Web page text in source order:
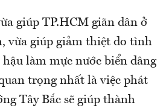
giúp TP.HCM giãn dân ở
vừa giúp giảm thiệt do tình
làm mực nước biển dâng
trọng nhất là việc phát
Tây Bắc sẽ giúp thành